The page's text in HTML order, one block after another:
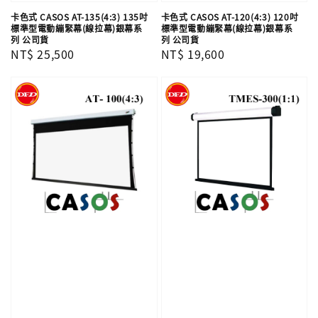
卡色式 CASOS AT-135(4:3) 135吋
標準型電動繃緊幕(線拉幕)銀幕系
列 公司貨
Regular
NT$ 25,500
卡色式 CASOS AT-120(4:3) 120吋
標準型電動繃緊幕(線拉幕)銀幕系
列 公司貨
Regular
NT$ 19,600